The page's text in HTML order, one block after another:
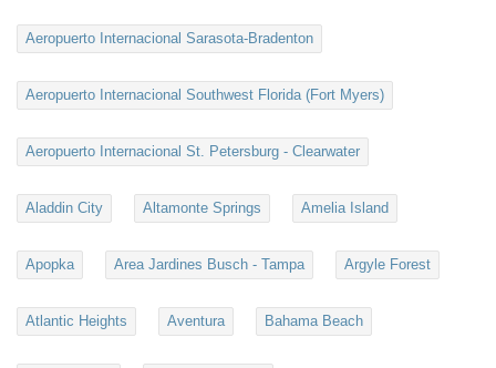
Aeropuerto Internacional Sarasota-Bradenton
Aeropuerto Internacional Southwest Florida (Fort Myers)
Aeropuerto Internacional St. Petersburg - Clearwater
Aladdin City Altamonte Springs Amelia Island
Apopka Area Jardines Busch - Tampa Argyle Forest
Atlantic Heights Aventura Bahama Beach